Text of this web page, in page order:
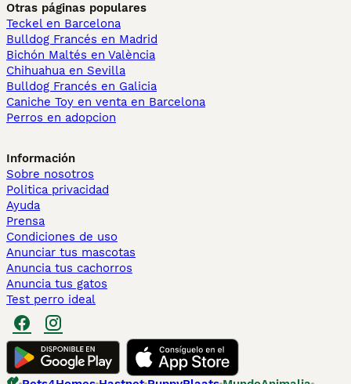
Otras páginas populares
Teckel en Barcelona
Bulldog Francés en Madrid
Bichón Maltés en València
Chihuahua en Sevilla
Bulldog Francés en Galicia
Caniche Toy en venta en Barcelona
Perros en adopcion
Información
Sobre nosotros
Politica privacidad
Ayuda
Prensa
Condiciones de uso
Anunciar tus mascotas
Anuncia tus cachorros
Anuncia tus gatos
Test perro ideal